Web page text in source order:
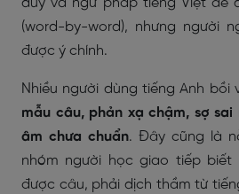
duy và ngữ pháp tiếng Việt để
(word-by-word), nhưng người
được ý chính.
Nhiều người dùng tiếng Anh bồi
mẫu câu, phản xạ chậm, sợ
âm chưa chuẩn. Đây cũng là
nhóm người học giao tiếp
được câu, phải dịch thầm từ